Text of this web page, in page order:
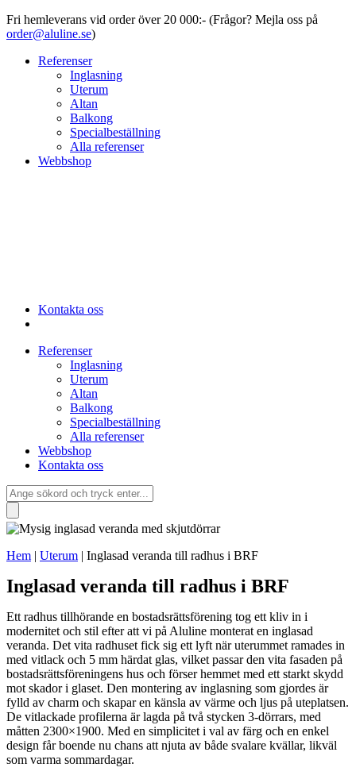
Fri hemleverans vid order över 20 000:- (Frågor? Mejla oss på
order@aluline.se)
Referenser
Inglasning
Uterum
Altan
Balkong
Specialbeställning
Alla referenser
Webbshop
Kontakta oss
Referenser
Inglasning
Uterum
Altan
Balkong
Specialbeställning
Alla referenser
Webbshop
Kontakta oss
Hem | Uterum | Inglasad veranda till radhus i BRF
Inglasad veranda till radhus i BRF
Ett radhus tillhörande en bostadsrättsförening tog ett kliv in i
modernitet och stil efter att vi på Aluline monterat en inglasad
veranda. Det vita radhuset fick sig ett lyft när uterummet ramades in
med vitlack och 5 mm härdat glas, vilket passar den vita fasaden på
bostadsrättsföreningens hus och förser hemmet med ett starkt skydd
mot skador i glaset. Den montering av inglasning som gjordes är
fylld av charm och skapar en känsla av värme och ljus på uteplatsen.
De vitlackade profilerna är lagda på två stycken 3-dörrars, med
måtten 2300×1900. Med en simplicitet i val av färg och en enkel
design får boende nu chans att njuta av både svalare kvällar, likväl
som varma sommardagar.